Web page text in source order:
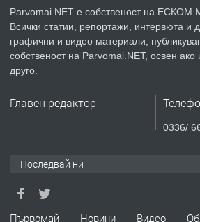
ПРЕДЛАГА Уроци по
Parvomai.NET е собственост на
Всички статии, репортажи, интервюта и
графични и видео материали,
собственост на Parvomai.NET, освен
друго.
Главен редактор
0336/
Последвай ни
Първомай Новини Видео